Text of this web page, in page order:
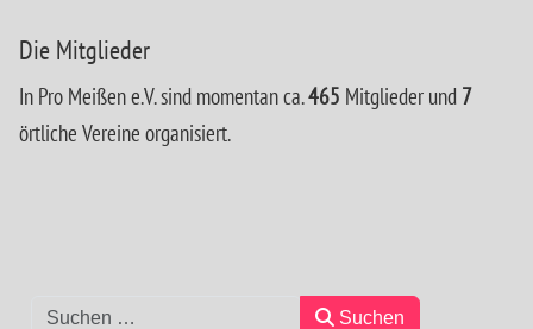
Die Mitglieder
In Pro Meißen e.V. sind momentan ca.465 Mitglieder und 7
örtliche Vereine organisiert.
Suchen
Suchen